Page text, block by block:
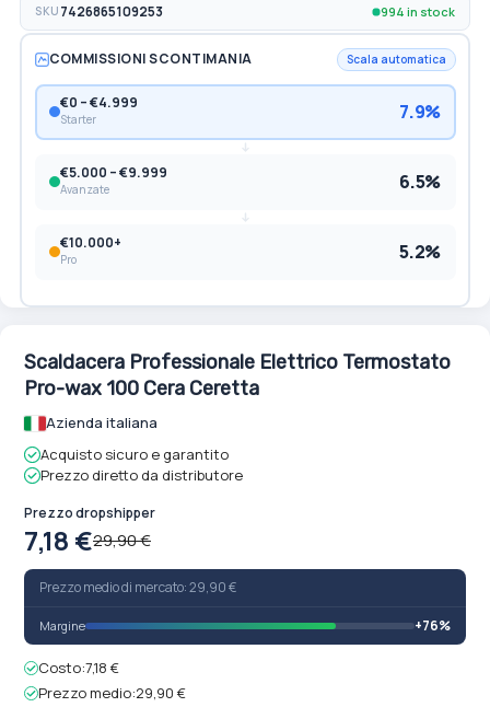
SKU 7426865109253 994 in stock
COMMISSIONI SCONTIMANIA Scala automatica
€0 – €4.999
Starter 7.9%
€5.000 – €9.999
Avanzate 6.5%
€10.000+
Pro 5.2%
Scaldacera Professionale Elettrico Termostato
Pro-wax 100 Cera Ceretta
Azienda italiana
Acquisto sicuro e garantito
Prezzo diretto da distributore
Prezzo dropshipper
7,18 €29,90 €
Prezzo medio di mercato: 29,90 €
Margine +76%
Costo:7,18 €
Prezzo medio:29,90 €